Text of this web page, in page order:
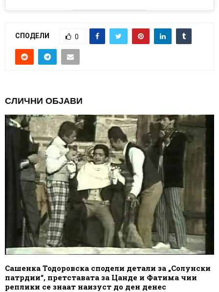
СПОДЕЛИ 0
СЛИЧНИ ОБЈАВИ
Сашенка Тодоровска сподели детали за „Солунски
патрдии“, претставата за Цанде и Фатима чии
реплики се знаат наизуст до ден денес